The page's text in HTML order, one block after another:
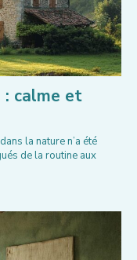
: calme et
la nature n’a été
de la routine aux